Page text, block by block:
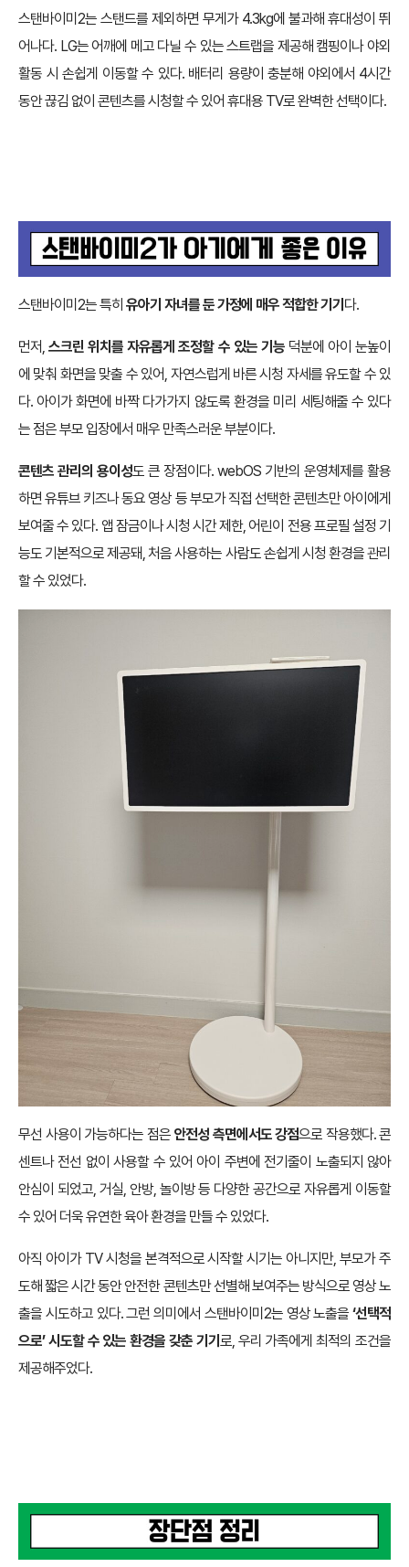
스탠바이미2는 스탠드를 제외하면 무게가 4.3kg에 불과해 휴대성이 뛰
어나다. LG는 어깨에 메고 다닐 수 있는 스트랩을 제공해 캠핑이나 야외
활동 시 손쉽게 이동할 수 있다. 배터리 용량이 충분해 야외에서 4시간
동안 끊김 없이 콘텐츠를 시청할 수 있어 휴대용 TV로 완벽한 선택이다.
스탠바이미2는 특히 유아기 자녀를 둔 가정에 매우 적합한 기기 다.
먼저,스크린 위치를 자유롭게 조정할 수 있는 기능덕분에 아이 눈높이
에 맞춰 화면을 맞출 수 있어, 자연스럽게 바른 시청 자세를 유도할 수 있
다. 아이가 화면에 바짝 다가가지 않도록 환경을 미리 세팅해줄 수 있다
는 점은 부모 입장에서 매우 만족스러운 부분이다.
콘텐츠 관리의 용이성도 큰 장점이다. webOS 기반의 운영체제를 활용
하면 유튜브 키즈나 동요 영상 등 부모가 직접 선택한 콘텐츠만 아이에게
보여줄 수 있다. 앱 잠금이나 시청 시간 제한, 어린이 전용 프로필 설정 기
능도 기본적으로 제공돼, 처음 사용하는 사람도 손쉽게 시청 환경을 관리
할 수 있었다.
무선 사용이 가능하다는 점은 안전성 측면에서도 강점으로 작용했다. 콘
센트나 전선 없이 사용할 수 있어 아이 주변에 전기줄이 노출되지 않아
안심이 되었고, 거실, 안방, 놀이방 등 다양한 공간으로 자유롭게 이동할
수 있어 더욱 유연한 육아 환경을 만들 수 있었다.
아직 아이가 TV 시청을 본격적으로 시작할 시기는 아니지만, 부모가 주
도해 짧은 시간 동안 안전한 콘텐츠만 선별해 보여주는 방식으로 영상 노
출을 시도하고 있다. 그런 의미에서 스탠바이미2는 영상 노출을 ‘선택적
으로’ 시도할 수 있는 환경을 갖춘 기기 로, 우리 가족에게 최적의 조건을
제공해주었다.